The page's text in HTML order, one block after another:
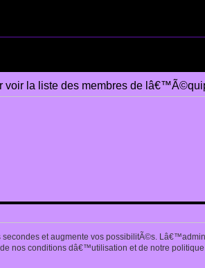
voir la liste des membres de
et augmente vos possibilitÃ©s.
nos conditions dâ€™utilisation et de notre